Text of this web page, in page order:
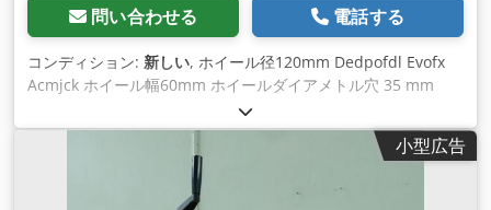
問い合わせる 電話する
コンディション: 新しい, ホイール径120mm Dedpofdl Evofx
Acmjck ホイール幅60mm ホイールダイアメトル穴 35 mm
小型広告